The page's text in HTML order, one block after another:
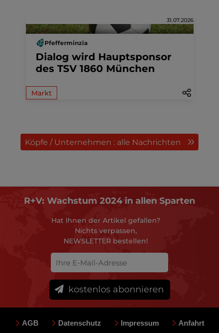
31.07.2026
Pfefferminzia
Dialog wird Hauptsponsor
des TSV 1860 München
Markt
Köpfe / Unternehmen : alle Nachrichten
R+V: Wachstum 2024 in allen Sparten
Hat Ihnen der Artikel gefallen?
Nichts verpassen,
NEWSLETTER bestellen!
kostenlos abonnieren
AGB Datenschutz Impressum Anfahrt